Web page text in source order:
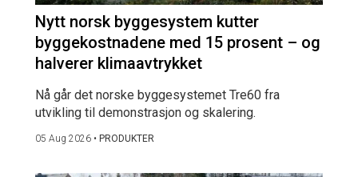
Nytt norsk byggesystem kutter
byggekostnadene med 15 prosent – og
halverer klimaavtrykket
Nå går det norske byggesystemet Tre60 fra
utvikling til demonstrasjon og skalering.
05 Aug 2026 • PRODUKTER